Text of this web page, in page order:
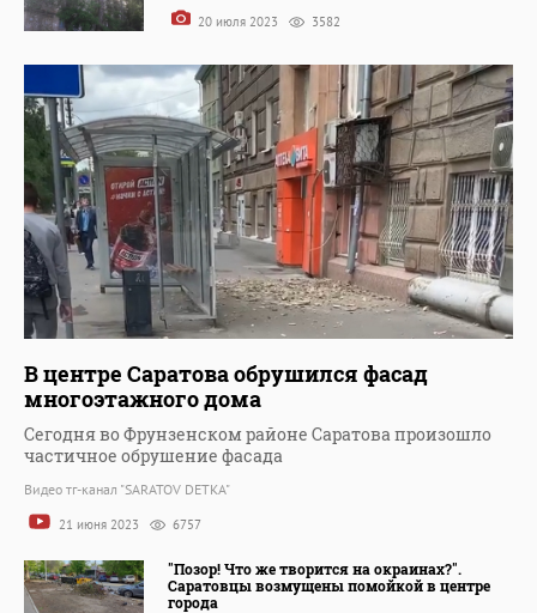
20 июля 2023 3582
В центре Саратова обрушился фасад
многоэтажного дома
Сегодня во Фрунзенском районе Саратова произошло
частичное обрушение фасада
Видео тг-канал "SARATOV DETKA"
21 июня 2023 6757
"Позор! Что же творится на окраинах?".
Саратовцы возмущены помойкой в центре
города